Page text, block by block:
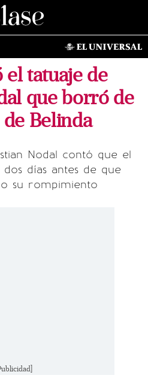
el tatuaje de
que borró de
Belinda
Nodal contó que el
días antes de que
su rompimiento